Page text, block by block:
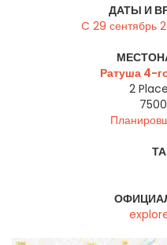
ДАТЫ И
C 29 сентябрь
Ратуша 4-
2